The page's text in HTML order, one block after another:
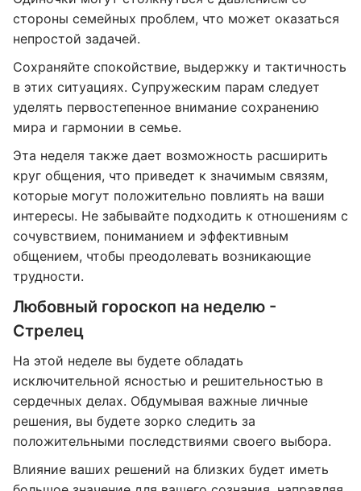
стороны семейных проблем, что может оказаться
непростой задачей.
Сохраняйте спокойствие, выдержку и тактичность
в этих ситуациях. Супружеским парам следует
уделять первостепенное внимание сохранению
мира и гармонии в семье.
Эта неделя также дает возможность расширить
круг общения, что приведет к значимым связям,
которые могут положительно повлиять на ваши
интересы. Не забывайте подходить к отношениям с
сочувствием, пониманием и эффективным
общением, чтобы преодолевать возникающие
трудности.
Любовный гороскоп на неделю -
Стрелец
На этой неделе вы будете обладать
исключительной ясностью и решительностью в
сердечных делах. Обдумывая важные личные
решения, вы будете зорко следить за
положительными последствиями своего выбора.
Влияние ваших решений на близких будет иметь